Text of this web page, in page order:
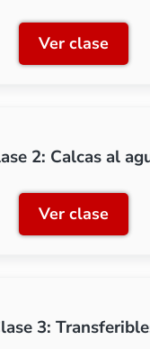
Ver clase
Clase 1:
2: Calcas al
Ver clase
Clase 2:
3: